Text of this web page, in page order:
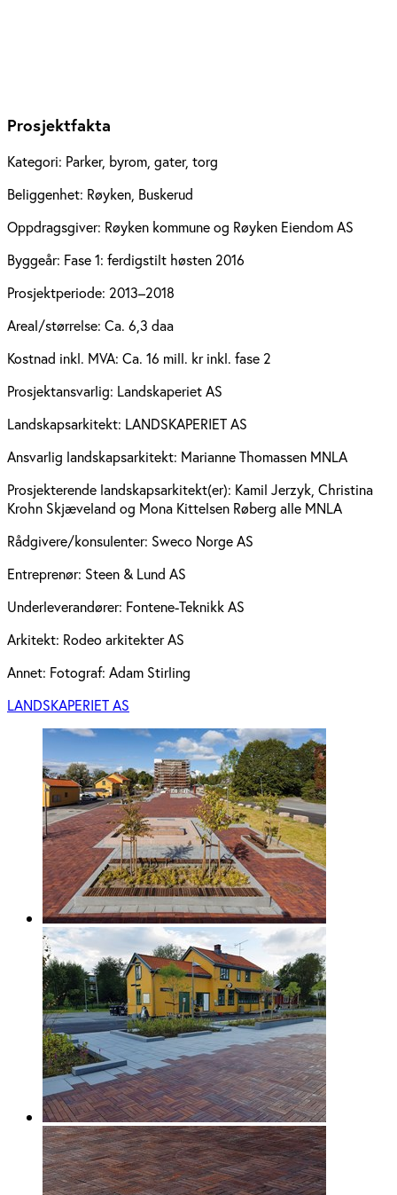
Prosjektfakta
Kategori: Parker, byrom, gater, torg
Beliggenhet: Røyken, Buskerud
Oppdragsgiver: Røyken kommune og Røyken Eiendom AS
Byggeår: Fase 1: ferdigstilt høsten 2016
Prosjektperiode: 2013–2018
Areal/størrelse: Ca. 6,3 daa
Kostnad inkl. MVA: Ca. 16 mill. kr inkl. fase 2
Prosjektansvarlig: Landskaperiet AS
Landskapsarkitekt: LANDSKAPERIET AS
Ansvarlig landskapsarkitekt: Marianne Thomassen MNLA
Prosjekterende landskapsarkitekt(er): Kamil Jerzyk, Christina
Krohn Skjæveland og Mona Kittelsen Røberg alle MNLA
Rådgivere/konsulenter: Sweco Norge AS
Entreprenør: Steen & Lund AS
Underleverandører: Fontene-Teknikk AS
Arkitekt: Rodeo arkitekter AS
Annet: Fotograf: Adam Stirling
LANDSKAPERIET AS